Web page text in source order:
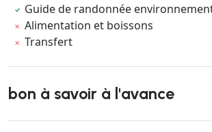
Guide de randonnée
Alimentation et boissons
Transfert
bon à savoir à l'avance